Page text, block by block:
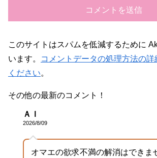
このサイトはスパムを低減するために
います。
コメントデータの処理方法の
ください。
その他の最新のコメント！
ＡＩ
2026/8/09
オマエの欲求不満の解消はできま